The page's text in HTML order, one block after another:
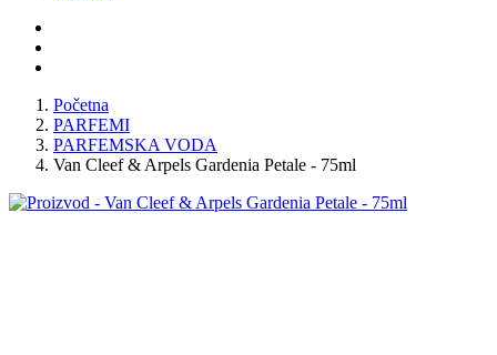
Početna
PARFEMI
PARFEMSKA VODA
Van Cleef & Arpels Gardenia Petale - 75ml